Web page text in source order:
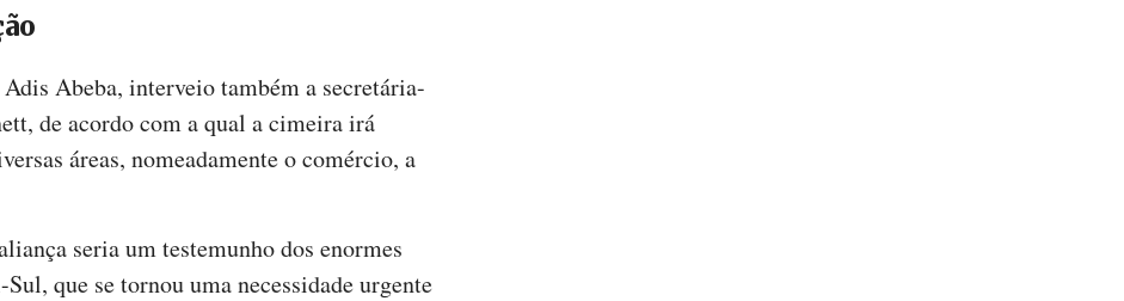
Abeba, interveio também a secretária-
de acordo com a qual a cimeira irá
áreas, nomeadamente o comércio, a
seria um testemunho dos enormes
que se tornou uma necessidade urgente